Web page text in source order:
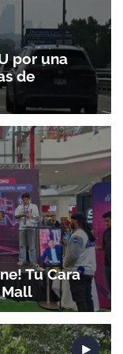
boletín.
por una
de
Tu Cara
Mall